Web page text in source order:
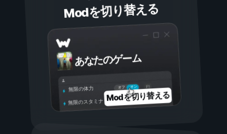
Modを切り替える
あなたのゲーム
オン
オフ
無限の体力
無限のスタミナ Modを切り替える